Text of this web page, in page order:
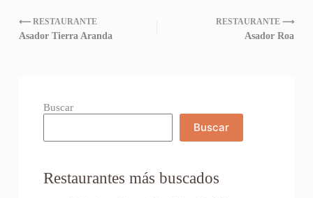
⟵ RESTAURANTE
Asador Tierra Aranda
RESTAURANTE ⟶
Asador Roa
Buscar
Buscar
Restaurantes más buscados